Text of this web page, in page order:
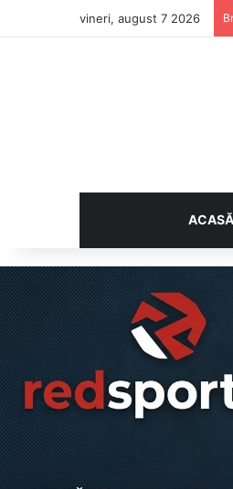
vineri, august 7 2026
ACASĂ